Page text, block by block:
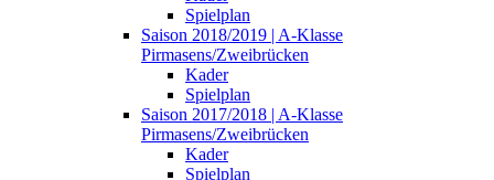
Spielplan
Saison 2018/2019 | A-Klasse
Pirmasens/Zweibrücken
Kader
Spielplan
Saison 2017/2018 | A-Klasse
Pirmasens/Zweibrücken
Kader
Spielplan